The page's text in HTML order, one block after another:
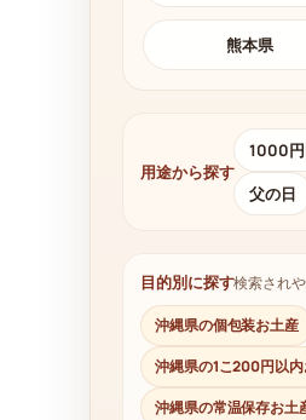
熊本県
用途から探す
1000
父の日
目的別に探す検索され
沖縄県の個包装お土産
沖縄県の1こ200円以
沖縄県の常温保存お土